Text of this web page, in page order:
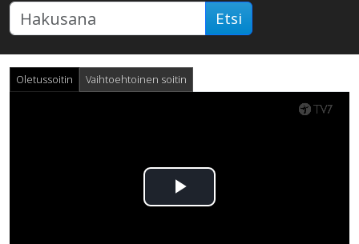
Etsi
Oletussoitin Vaihtoehtoinen soitin
Toista